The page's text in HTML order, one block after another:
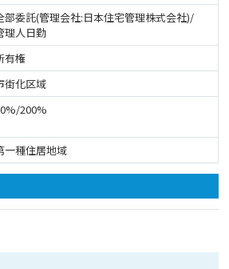
部委託(管理会社:日本住宅管理株式会社)/
理人日勤
有権
街化区域
200%
一種住居地域